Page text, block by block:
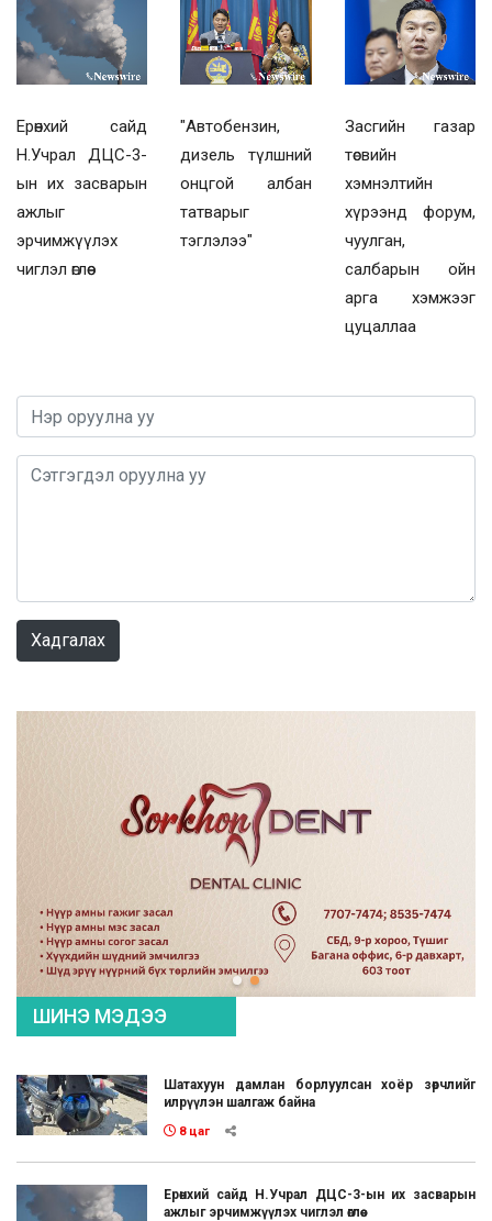
Ерөнхий сайд
Н.Учрал ДЦС-3-
ын их засварын
ажлыг
эрчимжүүлэх
чиглэл өглөө
"Автобензин,
дизель түлшний
онцгой албан
татварыг
тэглэлээ"
Засгийн газар
төсвийн
хэмнэлтийн
хүрээнд форум,
чуулган,
салбарын ойн
арга хэмжээг
цуцаллаа
Хадгалах
ШИНЭ МЭДЭЭ
Шатахуун дамлан борлуулсан хоёр зөрчлийг
илрүүлэн шалгаж байна
8 цаг
Ерөнхий сайд Н.Учрал ДЦС-3-ын их засварын
ажлыг эрчимжүүлэх чиглэл өглөө